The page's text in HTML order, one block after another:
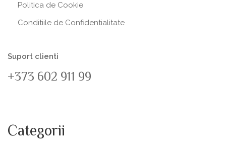
Politica de Сookie
Conditiile de Confidentialitate
Suport clienti
+373 602 911 99
Categorii